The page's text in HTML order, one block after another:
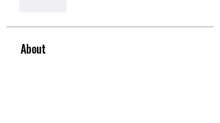
About